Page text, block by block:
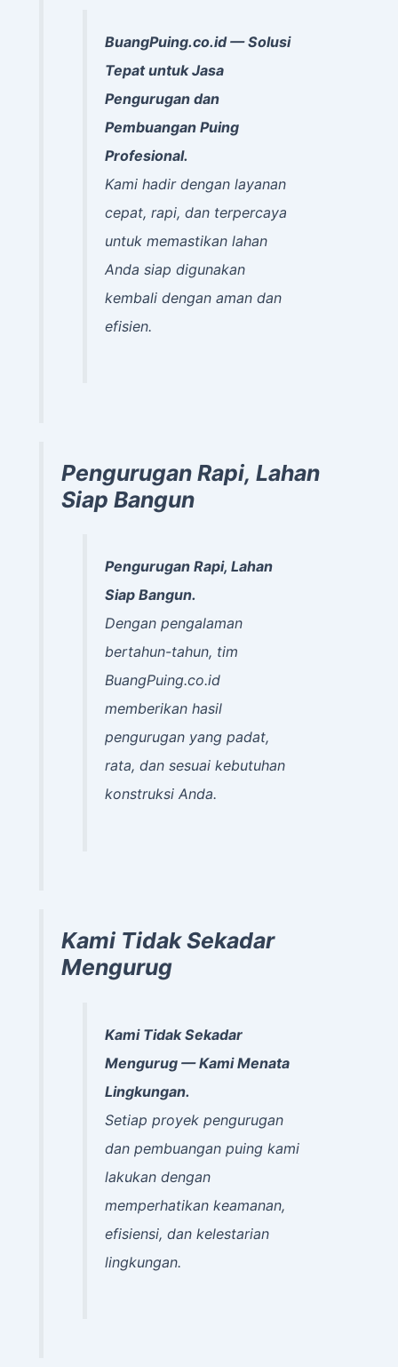
BuangPuing.co.id — Solusi
Tepat untuk Jasa
Pengurugan dan
Pembuangan Puing
Profesional.
Kami hadir dengan layanan
cepat, rapi, dan terpercaya
untuk memastikan lahan
Anda siap digunakan
kembali dengan aman dan
efisien.
Pengurugan Rapi, Lahan
Siap Bangun
Pengurugan Rapi, Lahan
Siap Bangun.
Dengan pengalaman
bertahun-tahun, tim
BuangPuing.co.id
memberikan hasil
pengurugan yang padat,
rata, dan sesuai kebutuhan
konstruksi Anda.
Kami Tidak Sekadar
Mengurug
Kami Tidak Sekadar
Mengurug — Kami Menata
Lingkungan.
Setiap proyek pengurugan
dan pembuangan puing kami
lakukan dengan
memperhatikan keamanan,
efisiensi, dan kelestarian
lingkungan.